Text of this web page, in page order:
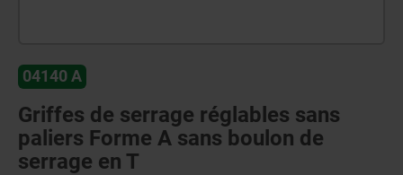
04140 A
Griffes de serrage réglables sans
paliers Forme A sans boulon de
serrage en T